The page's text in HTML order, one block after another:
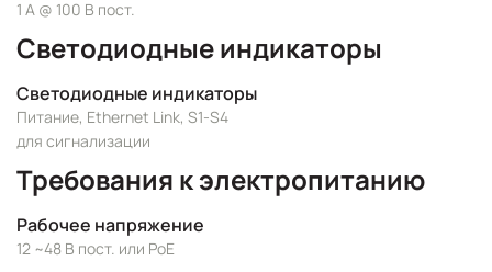
1 А @ 100 В пост.
Светодиодные индикаторы
Светодиодные индикаторы
Питание, Ethernet Link, S1-S4
для сигнализации
Требования к электропитанию
Рабочее напряжение
12 ~48 В пост. или PoE